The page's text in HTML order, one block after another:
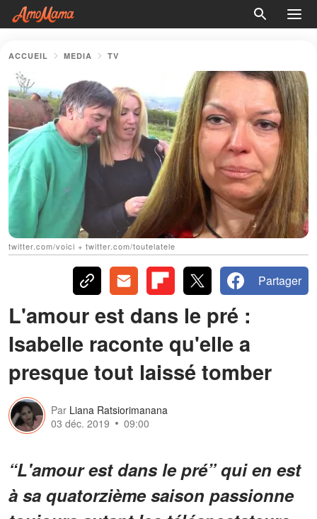
ACCUEIL MEDIA TV
twitter.com/voici + twitter.com/toutelatele
Partager
L'amour est dans le pré :
Isabelle raconte qu'elle a
presque tout laissé tomber
Par Liana Ratsiorimanana
03 déc. 2019
09:00
“L'amour est dans le pré” qui en est
à sa quatorzième saison passionne